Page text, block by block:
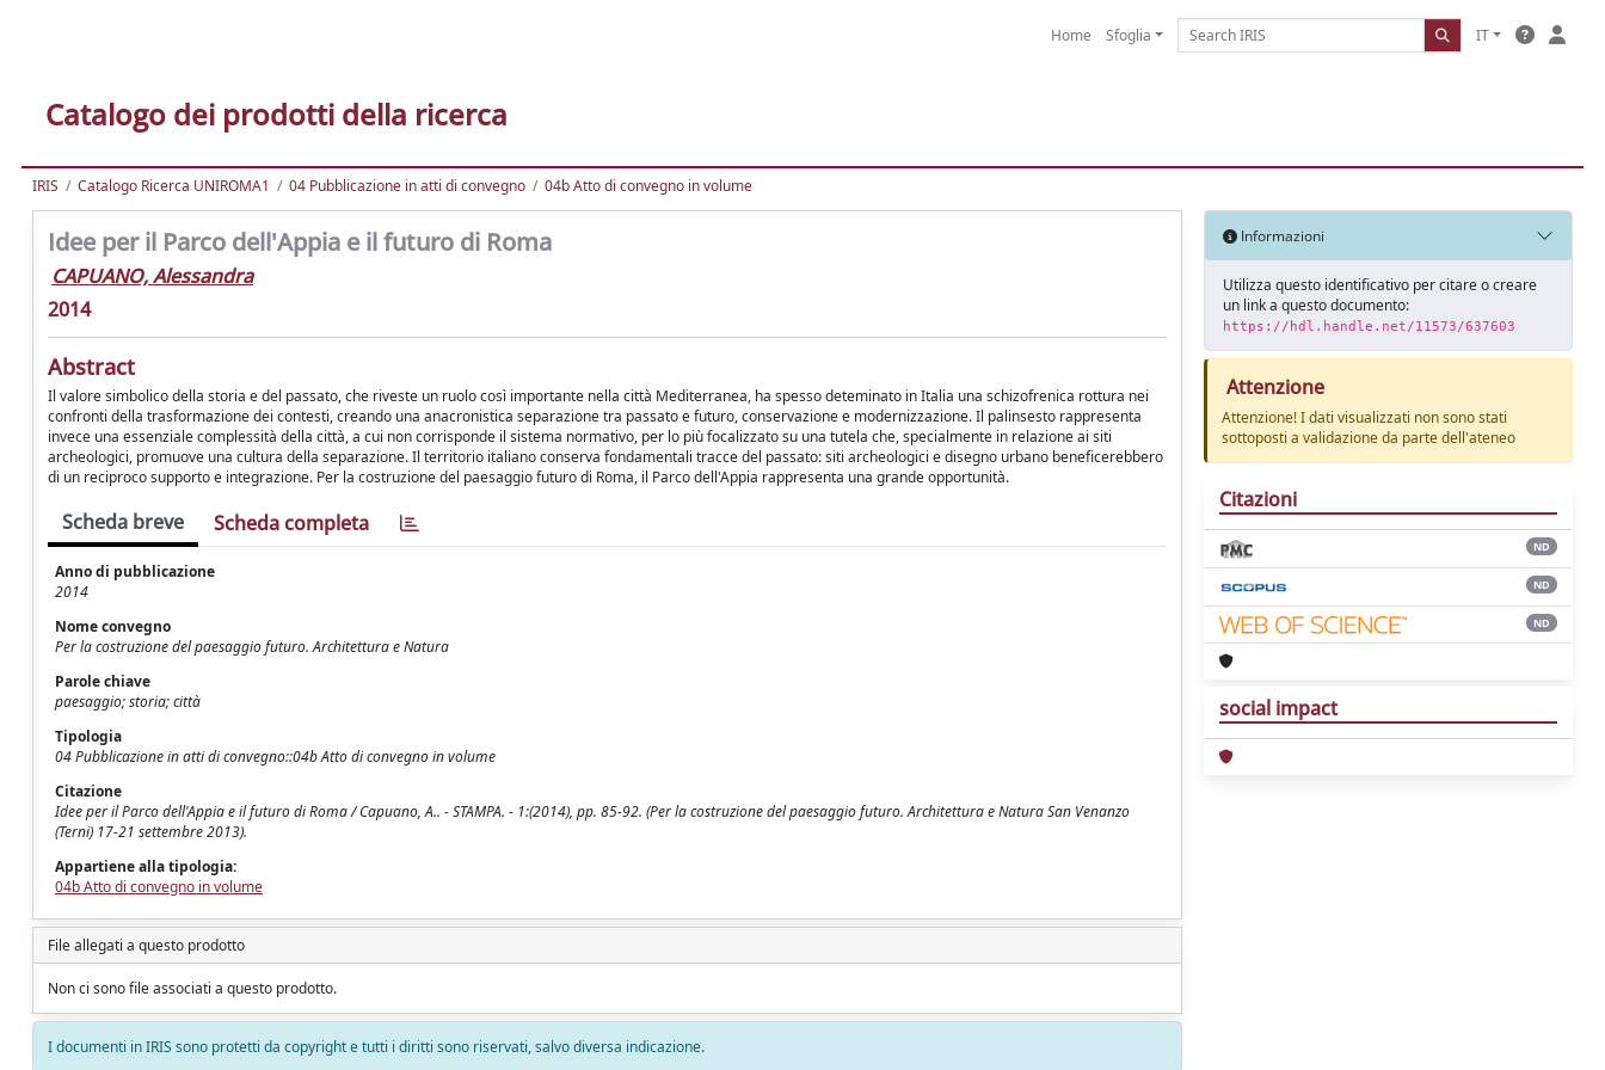
Home Sfoglia IT
Catalogo dei prodotti della ricerca
IRIS Catalogo Ricerca UNIROMA1 04 Pubblicazione in atti di convegno 04b Atto di convegno in volume
Idee per il Parco dell'Appia e il futuro di Roma
CAPUANO, Alessandra
2014
Abstract
Il valore simbolico della storia e del passato, che riveste un ruolo così importante nella città Mediterranea, ha spesso deteminato in Italia una schizofrenica rottura nei
confronti della trasformazione dei contesti, creando una anacronistica separazione tra passato e futuro, conservazione e modernizzazione. Il palinsesto rappresenta
invece una essenziale complessità della città, a cui non corrisponde il sistema normativo, per lo più focalizzato su una tutela che, specialmente in relazione ai siti
archeologici, promuove una cultura della separazione. Il territorio italiano conserva fondamentali tracce del passato: siti archeologici e disegno urbano beneficerebbero
di un reciproco supporto e integrazione. Per la costruzione del paesaggio futuro di Roma, il Parco dell'Appia rappresenta una grande opportunità.
Scheda breve Scheda completa
Anno di pubblicazione
2014
Nome convegno
Per la costruzione del paesaggio futuro. Architettura e Natura
Parole chiave
paesaggio; storia; città
Tipologia
04 Pubblicazione in atti di convegno::04b Atto di convegno in volume
Citazione
Idee per il Parco dell'Appia e il futuro di Roma / Capuano, A.. - STAMPA. - 1:(2014), pp. 85-92. (Per la costruzione del paesaggio futuro. Architettura e Natura San Venanzo
(Terni) 17-21 settembre 2013).
Appartiene alla tipologia:
04b Atto di convegno in volume
File allegati a questo prodotto
Non ci sono file associati a questo prodotto.
I documenti in IRIS sono protetti da copyright e tutti i diritti sono riservati, salvo diversa indicazione.
Informazioni
Utilizza questo identificativo per citare o creare
un link a questo documento:
https://hdl.handle.net/11573/637603
Attenzione
Attenzione! I dati visualizzati non sono stati
sottoposti a validazione da parte dell'ateneo
Citazioni
ND
ND
ND
social impact